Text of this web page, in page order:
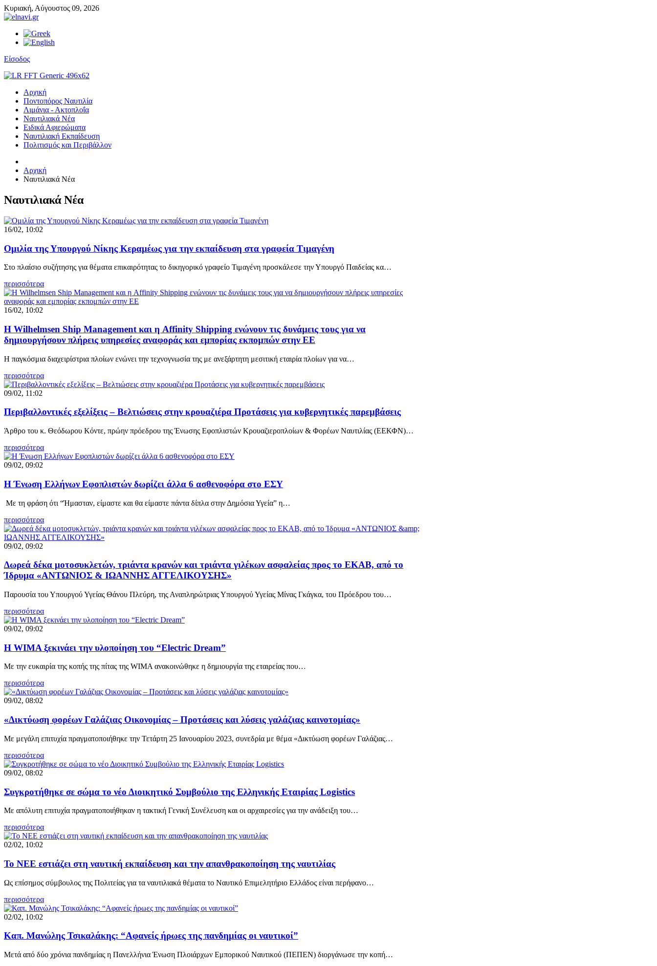
Κυριακή, Αύγουστος 09, 2026
Είσοδος
Αρχική
Ποντοπόρος Ναυτιλία
Λιμάνια - Ακτοπλοΐα
Ναυτιλιακά Νέα
Ειδικά Αφιερώματα
Ναυτιλιακή Εκπαίδευση
Πολιτισμός και Περιβάλλον
Αρχική
Ναυτιλιακά Νέα
Ναυτιλιακά Νέα
16/02, 10:02
Ομιλία της Υπουργού Νίκης Κεραμέως για την εκπαίδευση στα γραφεία Τιμαγένη
Στο πλαίσιο συζήτησης για θέματα επικαιρότητας το δικηγορικό γραφείο Τιμαγένη προσκάλεσε την Υπουργό Παιδείας κα…
περισσότερα
16/02, 10:02
Η Wilhelmsen Ship Management και η Affinity Shipping ενώνουν τις δυνάμεις τους για να
δημιουργήσουν πλήρεις υπηρεσίες αναφοράς και εμπορίας εκπομπών στην ΕΕ
H παγκόσμια διαχειρίστρια πλοίων ενώνει την τεχνογνωσία της με ανεξάρτητη μεσιτική εταιρία πλοίων για να…
περισσότερα
09/02, 11:02
Περιβαλλοντικές εξελίξεις – Βελτιώσεις στην κρουαζιέρα Προτάσεις για κυβερνητικές παρεμβάσεις
Άρθρο του κ. Θεόδωρου Κόντε, πρώην πρόεδρου της Ένωσης Εφοπλιστών Κρουαζιεροπλοίων & Φορέων Ναυτιλίας (ΕΕΚΦΝ)…
περισσότερα
09/02, 09:02
Η Ένωση Ελλήνων Εφοπλιστών δωρίζει άλλα 6 ασθενοφόρα στο ΕΣΥ
Με τη φράση ότι “Ήμασταν, είμαστε και θα είμαστε πάντα δίπλα στην Δημόσια Υγεία” η…
περισσότερα
09/02, 09:02
Δωρεά δέκα μοτοσυκλετών, τριάντα κρανών και τριάντα γιλέκων ασφαλείας προς το ΕΚΑΒ, από το
Ίδρυμα «ΑΝΤΩΝΙΟΣ & ΙΩΑΝΝΗΣ ΑΓΓΕΛΙΚΟΥΣΗΣ»
Παρουσία του Υπουργού Υγείας Θάνου Πλεύρη, της Αναπληρώτριας Υπουργού Υγείας Μίνας Γκάγκα, του Πρόεδρου του…
περισσότερα
09/02, 09:02
Η WIMA ξεκινάει την υλοποίηση του “Electric Dream”
Με την ευκαιρία της κοπής της πίτας της WIMA ανακοινώθηκε η δημιουργία της εταιρείας που…
περισσότερα
09/02, 08:02
«Δικτύωση φορέων Γαλάζιας Οικονομίας – Προτάσεις και λύσεις γαλάζιας καινοτομίας»
Mε μεγάλη επιτυχία πραγματοποιήθηκε την Τετάρτη 25 Ιανουαρίου 2023, συνεδρία με θέμα «Δικτύωση φορέων Γαλάζιας…
περισσότερα
09/02, 08:02
Συγκροτήθηκε σε σώμα το νέο Διοικητικό Συμβούλιο της Ελληνικής Εταιρίας Logistics
Με απόλυτη επιτυχία πραγματοποιήθηκαν η τακτική Γενική Συνέλευση και οι αρχαιρεσίες για την ανάδειξη του…
περισσότερα
02/02, 10:02
Το ΝΕΕ εστιάζει στη ναυτική εκπαίδευση και την απανθρακοποίηση της ναυτιλίας
Ως επίσημος σύμβουλος της Πολιτείας για τα ναυτιλιακά θέματα το Ναυτικό Επιμελητήριο Ελλάδος είναι περήφανο…
περισσότερα
02/02, 10:02
Καπ. Μανώλης Τσικαλάκης: “Αφανείς ήρωες της πανδημίας οι ναυτικοί”
Μετά από δύο χρόνια πανδημίας η Πανελλήνια Ένωση Πλοιάρχων Εμπορικού Ναυτικού (ΠΕΠΕΝ) διοργάνωσε την κοπή…